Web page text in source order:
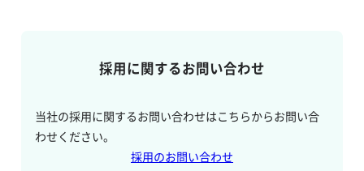
採用に関するお問い合わせ
当社の採用に関するお問い合わせはこちらからお問い合
わせください。
採用のお問い合わせ